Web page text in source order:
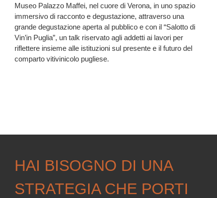
Museo Palazzo Maffei, nel cuore di Verona, in uno spazio
immersivo di racconto e degustazione, attraverso una
grande degustazione aperta al pubblico e con il “Salotto di
Vin’in Puglia”, un talk riservato agli addetti ai lavori per
riflettere insieme alle istituzioni sul presente e il futuro del
comparto vitivinicolo pugliese.
HAI BISOGNO DI UNA
STRATEGIA CHE PORTI